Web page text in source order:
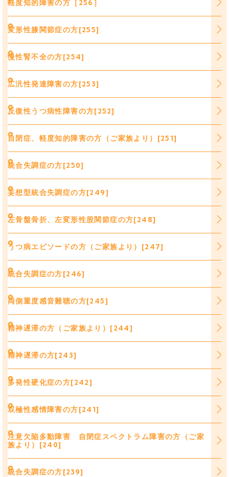
軽度知的障害の方［256］
変形性膝関節症の方[255]
慢性腎不全の方[254]
広汎性発達障害の方[253]
反復性うつ病性障害の方[252]
自閉症、軽度知的障害の方（ご家族より）[251]
統合失調症の方[250]
妄想型統合失調症の方[249]
左骨盤骨折、左変形性股関節症の方[248]
うつ病エピソードの方（ご家族より）[247]
統合失調症の方[246]
両側重度感音難聴の方[245]
精神遅滞の方（ご家族より）[244]
精神遅滞の方[243]
多発性硬化症の方[242]
双極性感情障害の方[241]
注意欠陥多動障害 自閉症スペクトラム障害の方（ご家
族より）[240]
統合失調症の方[239]